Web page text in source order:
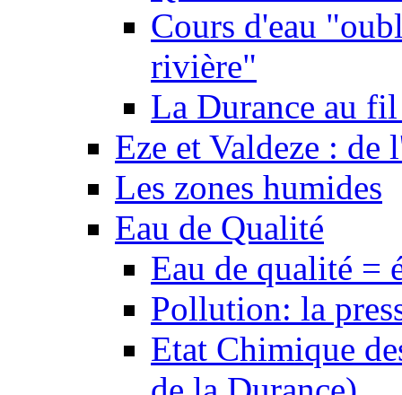
Cours d'eau
rivière"
La Durance au
Eze et Valdeze : de
Les zones humides
Eau de Qualité
Eau de qualité =
Pollution: la
Etat Chimique